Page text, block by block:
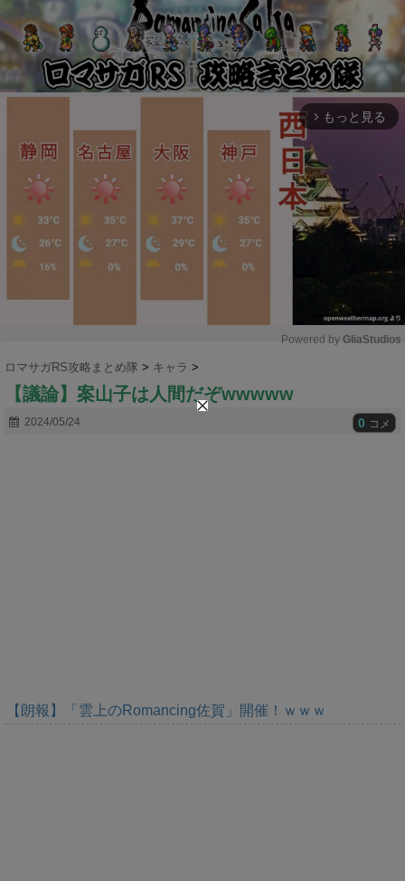
arrow_forward_ios もっと見る
Powered by GliaStudios
ロマサガRS攻略まとめ隊 > キャラ >
【議論】案山子は人間だぞwwwww
2024/05/24 0 コメ
【朗報】「雲上のRomancing佐賀」開催！ｗｗｗ